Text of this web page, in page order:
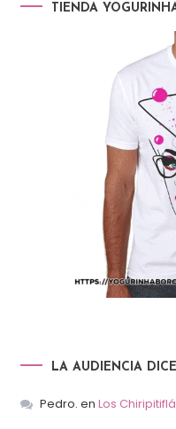
TIENDA
LA AUDIENCIA
Pedro. en Los